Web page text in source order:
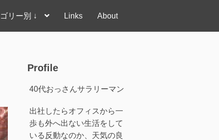
リー別 ↓ Links About
Profile
40代おっさんサラリーマン
出社したらオフィスから一
歩も外へ出ない生活をして
いる反動なのか、天気の良